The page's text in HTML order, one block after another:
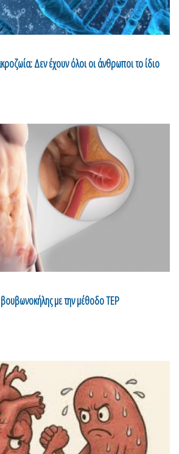
Δεν έχουν όλοι οι άνθρωποι το ίδιο
με την μέθοδο TEP